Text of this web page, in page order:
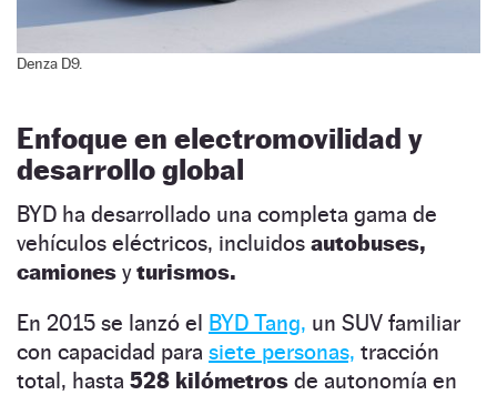
Denza D9.
Enfoque en electromovilidad y
desarrollo global
BYD ha desarrollado una completa gama de
vehículos eléctricos, incluidos autobuses,
camiones yturismos.
En 2015 se lanzó el BYD Tang, un SUV familiar
con capacidad para siete personas, tracción
total, hasta 528 kilómetros de autonomía en